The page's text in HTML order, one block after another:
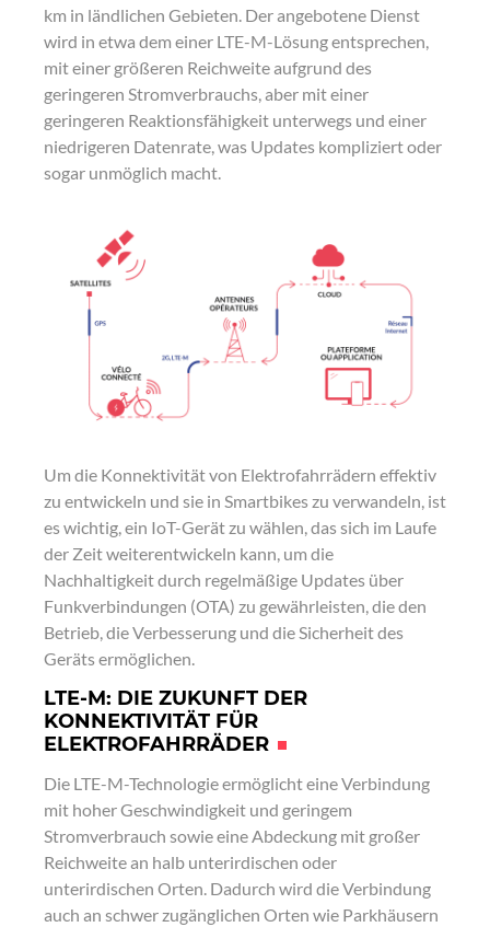
km in ländlichen Gebieten. Der angebotene Dienst
wird in etwa dem einer LTE-M-Lösung entsprechen,
mit einer größeren Reichweite aufgrund des
geringeren Stromverbrauchs, aber mit einer
geringeren Reaktionsfähigkeit unterwegs und einer
niedrigeren Datenrate, was Updates kompliziert oder
sogar unmöglich macht.
Um die Konnektivität von Elektrofahrrädern effektiv
zu entwickeln und sie in Smartbikes zu verwandeln, ist
es wichtig, ein IoT-Gerät zu wählen, das sich im Laufe
der Zeit weiterentwickeln kann, um die
Nachhaltigkeit durch regelmäßige Updates über
Funkverbindungen (OTA) zu gewährleisten, die den
Betrieb, die Verbesserung und die Sicherheit des
Geräts ermöglichen.
LTE-M: DIE ZUKUNFT DER
KONNEKTIVITÄT FÜR
ELEKTROFAHRRÄDER
Die LTE-M-Technologie ermöglicht eine Verbindung
mit hoher Geschwindigkeit und geringem
Stromverbrauch sowie eine Abdeckung mit großer
Reichweite an halb unterirdischen oder
unterirdischen Orten. Dadurch wird die Verbindung
auch an schwer zugänglichen Orten wie Parkhäusern